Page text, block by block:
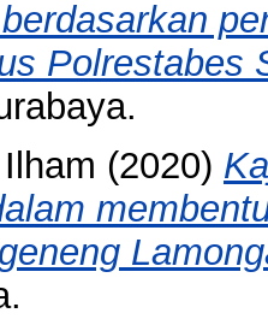
Polrestabes
(2020)